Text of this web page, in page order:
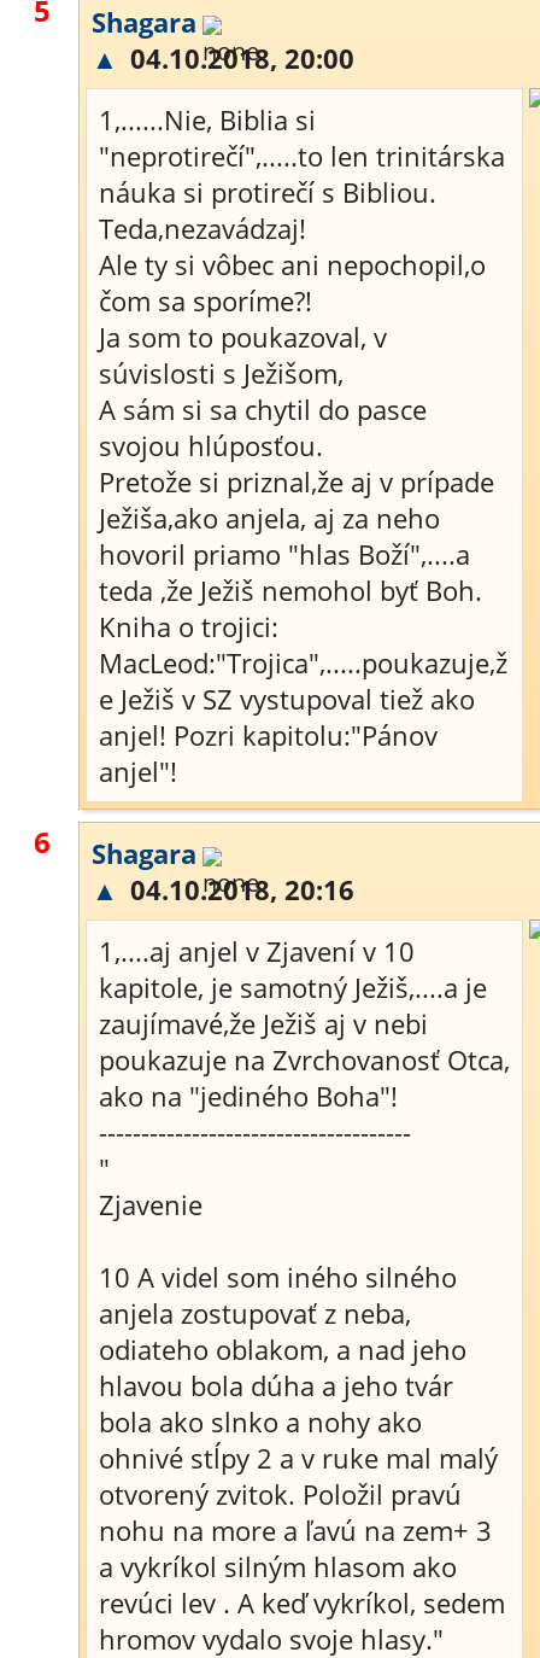
5
Shagara
▲ 04.10.2018, 20:00
1,......Nie, Biblia si
"neprotirečí",.....to len trinitárska
náuka si protirečí s Bibliou.
Teda,nezavádzaj!
Ale ty si vôbec ani nepochopil,o
čom sa sporíme?!
Ja som to poukazoval, v
súvislosti s Ježišom,
A sám si sa chytil do pasce
svojou hlúposťou.
Pretože si priznal,že aj v prípade
Ježiša,ako anjela, aj za neho
hovoril priamo "hlas Boží",....a
teda ,že Ježiš nemohol byť Boh.
Kniha o trojici:
MacLeod:"Trojica",.....poukazuje,ž
e Ježiš v SZ vystupoval tiež ako
anjel! Pozri kapitolu:"Pánov
anjel"!
6
Shagara
▲ 04.10.2018, 20:16
1,....aj anjel v Zjavení v 10
kapitole, je samotný Ježiš,....a je
zaujímavé,že Ježiš aj v nebi
poukazuje na Zvrchovanosť Otca,
ako na "jediného Boha"!
-------------------------------------
"
Zjavenie
10 A videl som iného silného
anjela zostupovať z neba,
odiateho oblakom, a nad jeho
hlavou bola dúha a jeho tvár
bola ako slnko a nohy ako
ohnivé stĺpy 2 a v ruke mal malý
otvorený zvitok. Položil pravú
nohu na more a ľavú na zem+ 3
a vykríkol silným hlasom ako
revúci lev . A keď vykríkol, sedem
hromov vydalo svoje hlasy."